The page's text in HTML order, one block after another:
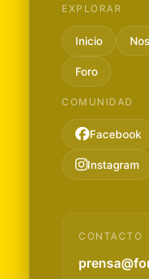
EXPLORAR
Inicio
Foro
COMUNIDAD
Facebook
Instagram
CONTACTO